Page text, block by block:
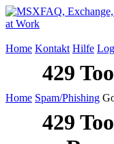
Home Kontakt Hilfe
Home Spam/Phishing